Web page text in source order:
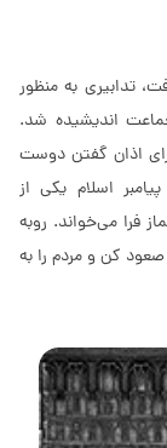
تدابیری به منظور
اندیشیده شد.
اذان گفتن دوست
اسلام یکی از
فرا می‌خواند. روبه
صعود کن و مردم را به